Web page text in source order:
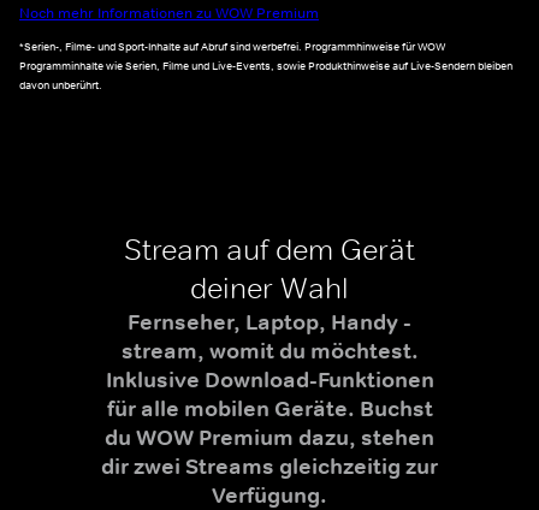
Noch mehr Informationen zu WOW Premium
*Serien-, Filme- und Sport-Inhalte auf Abruf sind werbefrei. Programmhinweise für WOW
Programminhalte wie Serien, Filme und Live-Events, sowie Produkthinweise auf Live-Sendern bleiben
davon unberührt.
Stream auf dem Gerät
deiner Wahl
Fernseher, Laptop, Handy -
stream, womit du möchtest.
Inklusive Download-Funktionen
für alle mobilen Geräte. Buchst
du WOW Premium dazu, stehen
dir zwei Streams gleichzeitig zur
Verfügung.